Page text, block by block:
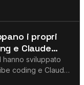
integra gli eval, e
i propri
e Claude
sviluppato
coding e Claude